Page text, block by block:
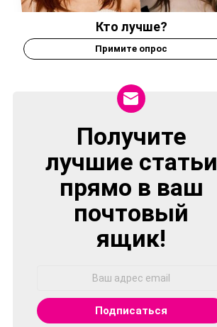
Кто лучше?
Примите опрос
NEWSLETTER
Получите
лучшие статьи
прямо в ваш
почтовый
ящик!